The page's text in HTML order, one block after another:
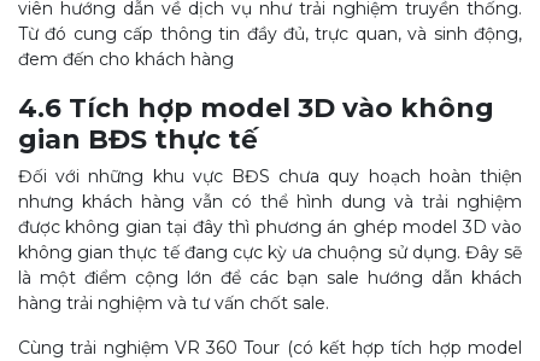
viên hướng dẫn về dịch vụ như trải nghiệm truyền thống.
Từ đó cung cấp thông tin đầy đủ, trực quan, và sinh động,
đem đến cho khách hàng
4.6 Tích hợp model 3D vào không
gian BĐS thực tế
Đối với những khu vực BĐS chưa quy hoạch hoàn thiện
nhưng khách hàng vẫn có thể hình dung và trải nghiệm
được không gian tại đây thì phương án ghép model 3D vào
không gian thực tế đang cực kỳ ưa chuộng sử dụng. Đây sẽ
là một điểm cộng lớn để các bạn sale hướng dẫn khách
hàng trải nghiệm và tư vấn chốt sale.
Cùng trải nghiệm VR 360 Tour (có kết hợp tích hợp model